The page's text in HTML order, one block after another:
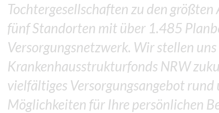
Tochtergesellschaften zu den
fünf Standorten mit über 1.485
Versorgungsnetzwerk. Wir stellen
Krankenhausstrukturfonds NRW
vielfältiges Versorgungsangebot
Möglichkeiten für Ihre persönlichen